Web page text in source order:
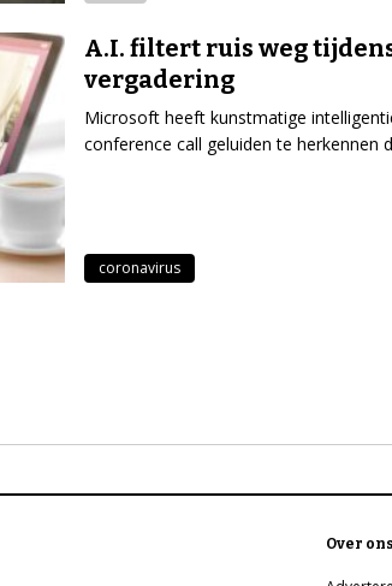
A.I. filtert ruis weg
vergadering
Microsoft heeft kunstmatige
conference call geluiden te herkennen
coronavirus
Over ons